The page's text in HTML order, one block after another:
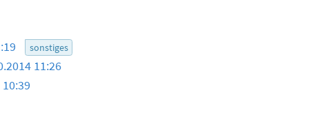
sonstiges
11:26